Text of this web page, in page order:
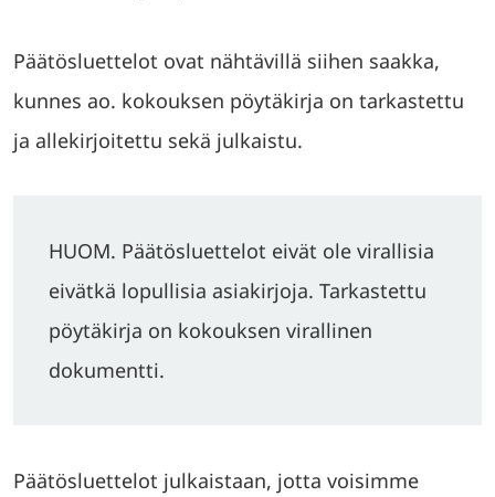
Päätösluettelot ovat nähtävillä siihen saakka,
kunnes ao. kokouksen pöytäkirja on tarkastettu
ja allekirjoitettu sekä julkaistu.
HUOM. Päätösluettelot eivät ole virallisia
eivätkä lopullisia asiakirjoja. Tarkastettu
pöytäkirja on kokouksen virallinen
dokumentti.
Päätösluettelot julkaistaan, jotta voisimme